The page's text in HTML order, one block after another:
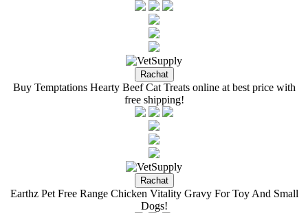
Buy Temptations Hearty Beef Cat Treats online at best price with
free shipping!
Earthz Pet Free Range Chicken Vitality Gravy For Toy And Small
Dogs!